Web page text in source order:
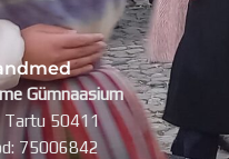
Gümnaasium
Tartu 50411
75006842